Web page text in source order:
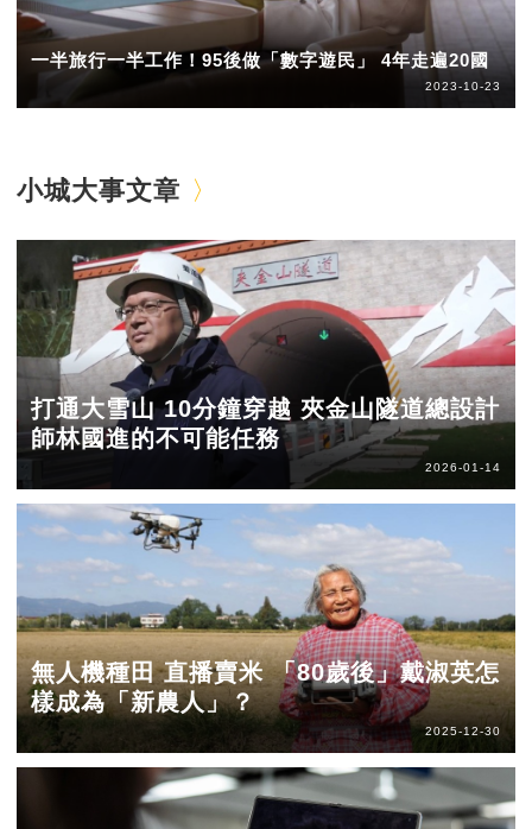
一半旅行一半工作！95後做「數字遊民」 4年走遍20國
2023-10-23
小城大事文章
打通大雪山 10分鐘穿越 夾金山隧道總設計
師林國進的不可能任務
2026-01-14
無人機種田 直播賣米 「80歲後」戴淑英怎
樣成為「新農人」？
2025-12-30